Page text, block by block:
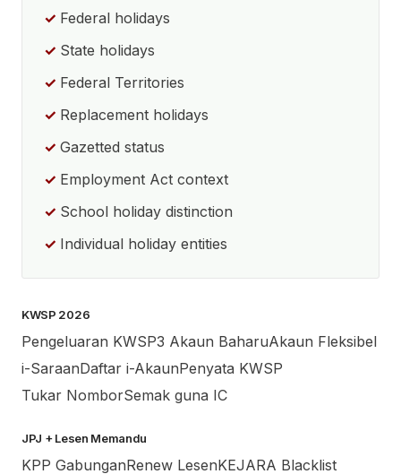
Federal holidays
State holidays
Federal Territories
Replacement holidays
Gazetted status
Employment Act context
School holiday distinction
Individual holiday entities
KWSP 2026
Pengeluaran KWSP3 Akaun BaharuAkaun Fleksibel
i-SaraanDaftar i-AkaunPenyata KWSP
Tukar NomborSemak guna IC
JPJ + Lesen Memandu
KPP GabunganRenew LesenKEJARA Blacklist